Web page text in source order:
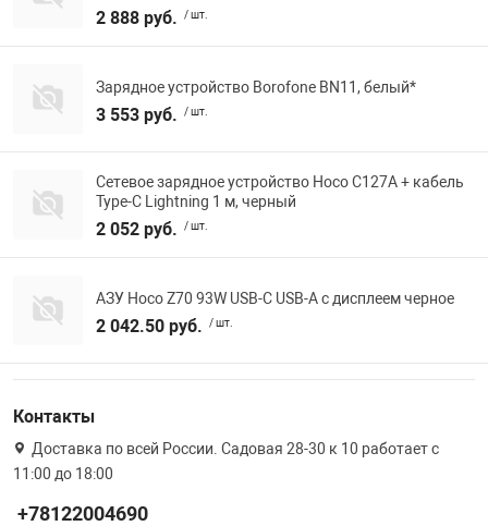
2 888 руб. / шт.
Зарядное устройство Borofone BN11, белый*
3 553 руб. / шт.
Сетевое зарядное устройство Hoco C127A + кабель
Type-C Lightning 1 м, черный
2 052 руб. / шт.
АЗУ Hoco Z70 93W USB-C USB-A с дисплеем черное
2 042.50 руб. / шт.
Контакты
Доставка по всей России. Садовая 28-30 к 10 работает с
11:00 до 18:00
+78122004690